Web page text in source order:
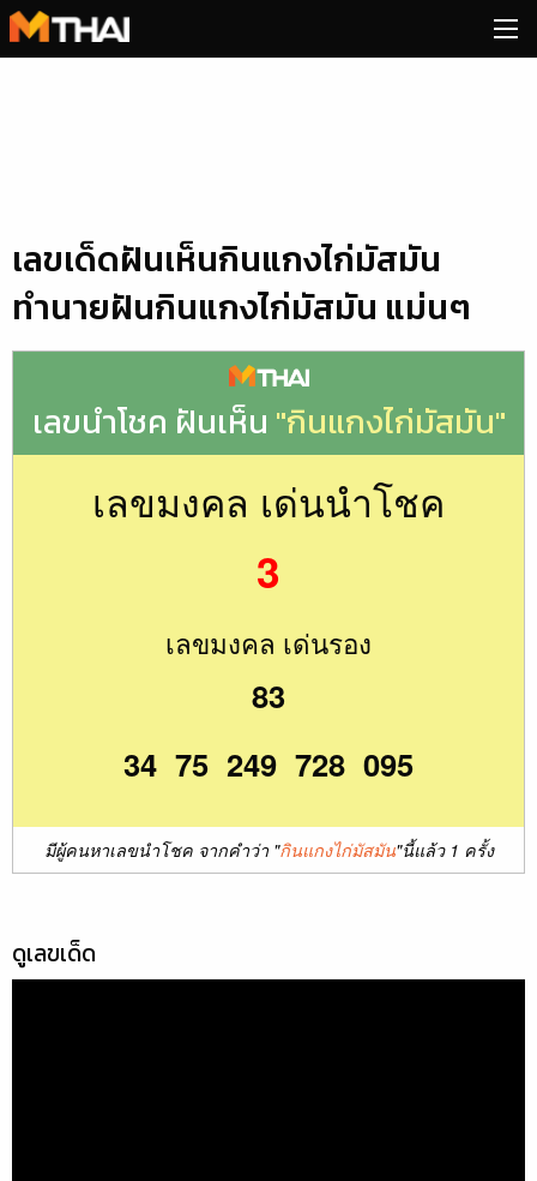
Skip
to
เลขเด็ดฝันเห็นกินแกงไก่มัสมัน
ทำนายฝันกินแกงไก่มัสมัน แม่นๆ
เลขนำโชค ฝันเห็น "กินแกงไก่มัสมัน"
เลขมงคล เด่นนำโชค
3
เลขมงคล เด่นรอง
83
34 75 249 728 095
มีผู้คนหาเลขนำโชค จากคำว่า "กินแกงไก่มัสมัน"นี้แล้ว 1 ครั้ง
ดูเลขเด็ด